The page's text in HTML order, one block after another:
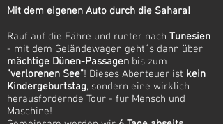
Mit dem eigenen Auto durch die Sahara!
Rauf auf die Fähre und runter nach Tunesien
- mit dem Geländewagen geht´s dann über
mächtige Dünen-Passagen bis zum
"verlorenen See"! Dieses Abenteuer ist kein
Kindergeburtstag, sondern eine wirklich
herausfordernde Tour - für Mensch und
Maschine!